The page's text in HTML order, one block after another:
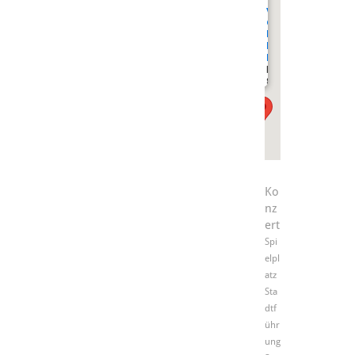
vor
dem
Mathematikum,
Haupteinagng
Bahnhofstraße
Liebigstraße
8
Ko
nz
ert
Spi
elpl
atz
Sta
dtf
ühr
ung